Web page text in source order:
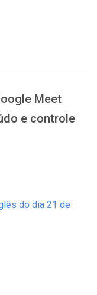
Meet
e controle
do dia 21 de